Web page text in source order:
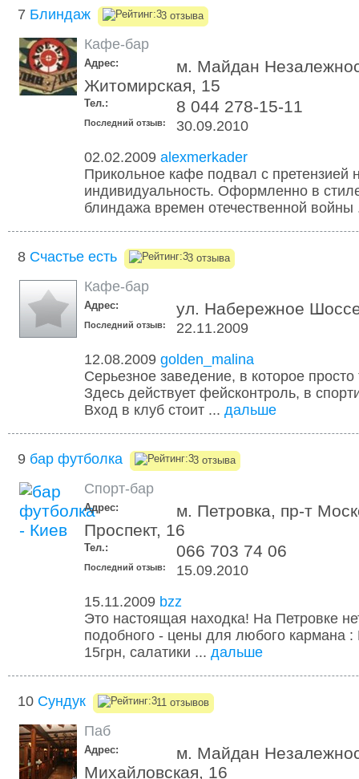
7 Блиндаж 3 отзыва
Кафе-бар
Адрес:
м. Майдан
Житомирская, 15
Тел.: 8 044 278-15-11
Последний отзыв:
30.09.2010
02.02.2009 alexmerkader
Прикольное кафе подвал с претензией
индивидуальность. Оформленно в
блиндажа времен отечественной
8 Счастье есть 3 отзыва
Кафе-бар
Адрес: ул. Набережное
Последний отзыв:
22.11.2009
12.08.2009 golden_malina
Серьезное заведение, в которое
Здесь действует фейсконтроль, в
Вход в клуб стоит ... дальше
9 бар футболка 3 отзыва
Спорт-бар
Адрес:
м. Петровка, пр-т
Проспект, 16
Тел.: 066 703 74 06
Последний отзыв:
15.09.2010
15.11.2009 bzz
Это настоящая находка! На Петровке
подобного - цены для любого кармана :
15грн, салатики ... дальше
10 Сундук 11 отзывов
Паб
Адрес:
м. Майдан
Михайловская, 16